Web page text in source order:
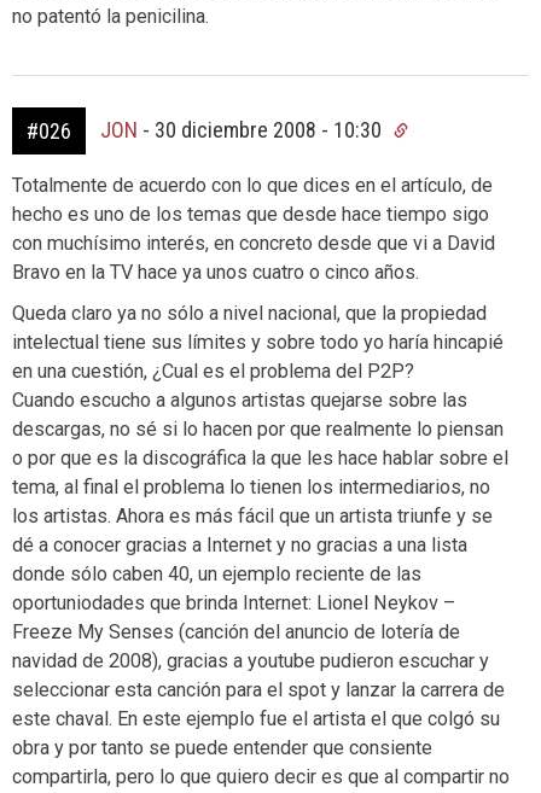
no patentó la penicilina.
#026 JON - 30 diciembre 2008 - 10:30
Totalmente de acuerdo con lo que dices en el artículo, de
hecho es uno de los temas que desde hace tiempo sigo
con muchísimo interés, en concreto desde que vi a David
Bravo en la TV hace ya unos cuatro o cinco años.
Queda claro ya no sólo a nivel nacional, que la propiedad
intelectual tiene sus límites y sobre todo yo haría hincapié
en una cuestión, ¿Cual es el problema del P2P?
Cuando escucho a algunos artistas quejarse sobre las
descargas, no sé si lo hacen por que realmente lo piensan
o por que es la discográfica la que les hace hablar sobre el
tema, al final el problema lo tienen los intermediarios, no
los artistas. Ahora es más fácil que un artista triunfe y se
dé a conocer gracias a Internet y no gracias a una lista
donde sólo caben 40, un ejemplo reciente de las
oportuniodades que brinda Internet: Lionel Neykov –
Freeze My Senses (canción del anuncio de lotería de
navidad de 2008), gracias a youtube pudieron escuchar y
seleccionar esta canción para el spot y lanzar la carrera de
este chaval. En este ejemplo fue el artista el que colgó su
obra y por tanto se puede entender que consiente
compartirla, pero lo que quiero decir es que al compartir no